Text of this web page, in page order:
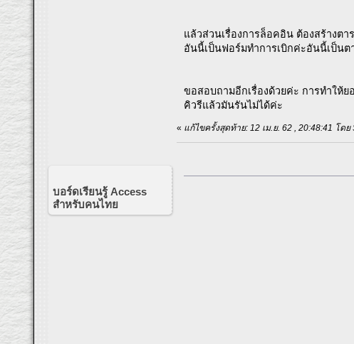
แล้วส่วนเรื่องการล็อคอิน ต้องสร้างตา
อันนี้เป็นฟอร์มทำการเบิกค่ะอันนี้เป็นต
ขอสอบถามอีกเรื่องด้วยค่ะ การทำให้ย
คิวรีแล้วมันรันไม่ได้ค่ะ
« แก้ไขครั้งสุดท้าย: 12 เม.ย. 62 , 20:48:41 โดย
บอร์ดเรียนรู้ Access
สำหรับคนไทย